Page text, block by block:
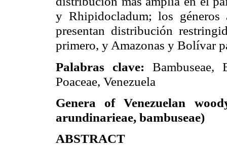
y Rhipidocladum; los géneros
presentan distribución
primero, y Amazonas y Bolívar
Palabras clave: Bambuseae,
Poaceae, Venezuela
Genera of Venezuelan
arundinarieae, bambuseae)
ABSTRACT